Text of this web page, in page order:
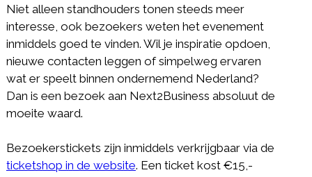
Niet alleen standhouders tonen steeds meer
interesse, ook bezoekers weten het evenement
inmiddels goed te vinden. Wil je inspiratie opdoen,
nieuwe contacten leggen of simpelweg ervaren
wat er speelt binnen ondernemend Nederland?
Dan is een bezoek aan Next2Business absoluut de
moeite waard.
Bezoekerstickets zijn inmiddels verkrijgbaar via de
ticketshop in de website. Een ticket kost €15,-